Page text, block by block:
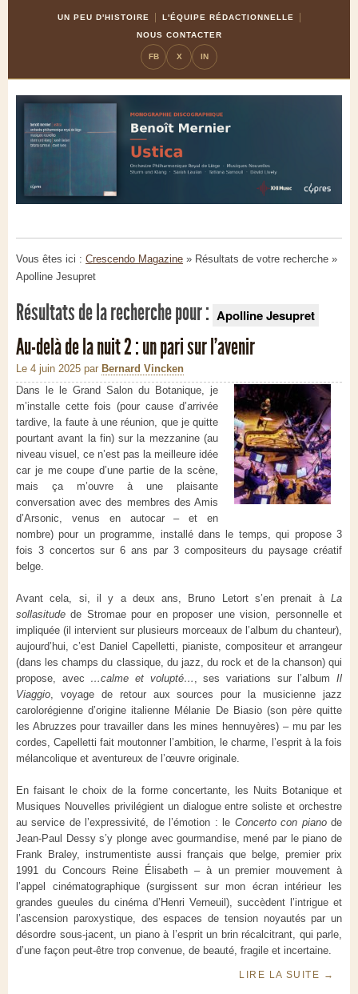
UN PEU D'HISTOIRE
L'ÉQUIPE RÉDACTIONNELLE
NOUS CONTACTER
FB X IN
Vous êtes ici : Crescendo Magazine » Résultats de votre recherche »
Apolline Jesupret
Résultats de la recherche pour : Apolline Jesupret
Au-delà de la nuit 2 : un pari sur l’avenir
Le 4 juin 2025 par Bernard Vincken
Dans le le Grand Salon du Botanique, je
m’installe cette fois (pour cause d’arrivée
tardive, la faute à une réunion, que je quitte
pourtant avant la fin) sur la mezzanine (au
niveau visuel, ce n’est pas la meilleure idée
car je me coupe d’une partie de la scène,
mais ça m’ouvre à une plaisante
conversation avec des membres des Amis
d’Arsonic, venus en autocar – et en
nombre) pour un programme, installé dans le temps, qui propose 3
fois 3 concertos sur 6 ans par 3 compositeurs du paysage créatif
belge.
Avant cela, si, il y a deux ans, Bruno Letort s’en prenait à La
sollasitude de Stromae pour en proposer une vision, personnelle et
impliquée (il intervient sur plusieurs morceaux de l’album du chanteur),
aujourd’hui, c’est Daniel Capelletti, pianiste, compositeur et arrangeur
(dans les champs du classique, du jazz, du rock et de la chanson) qui
propose, avec …calme et volupté… , ses variations sur l’albumIl
Viaggio, voyage de retour aux sources pour la musicienne jazz
carolorégienne d’origine italienne Mélanie De Biasio (son père quitte
les Abruzzes pour travailler dans les mines hennuyères) – mu par les
cordes, Capelletti fait moutonner l’ambition, le charme, l’esprit à la fois
mélancolique et aventureux de l’œuvre originale.
En faisant le choix de la forme concertante, les Nuits Botanique et
Musiques Nouvelles privilégient un dialogue entre soliste et orchestre
au service de l’expressivité, de l’émotion : le Concerto con pianode
Jean-Paul Dessy s’y plonge avec gourmandise, mené par le piano de
Frank Braley, instrumentiste aussi français que belge, premier prix
1991 du Concours Reine Élisabeth – à un premier mouvement à
l’appel cinématographique (surgissent sur mon écran intérieur les
grandes gueules du cinéma d’Henri Verneuil), succèdent l’intrigue et
l’ascension paroxystique, des espaces de tension noyautés par un
désordre sous-jacent, un piano à l’esprit un brin récalcitrant, qui parle,
d’une façon peut-être trop convenue, de beauté, fragile et incertaine.
LIRE LA SUITE →